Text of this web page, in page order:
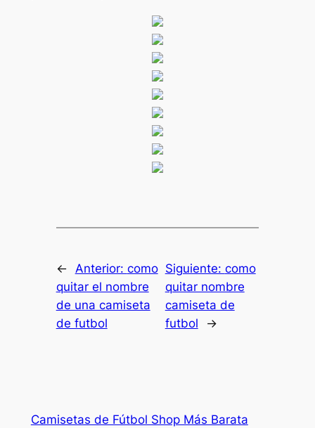
← Anterior: como
quitar el nombre
de una camiseta
de futbol
Siguiente: como
quitar nombre
camiseta de
futbol
→
Camisetas de Fútbol Shop Más Barata